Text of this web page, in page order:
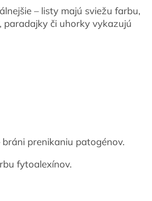
– listy majú sviežu farbu,
paradajky či uhorky vykazujú
prenikaniu patogénov.
fytoalexínov.